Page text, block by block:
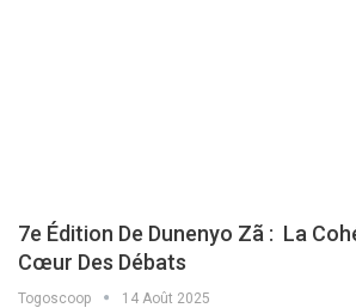
7e Édition De Dunenyo Zã : La
Cœur Des Débats
Togoscoop 14 Août 2025